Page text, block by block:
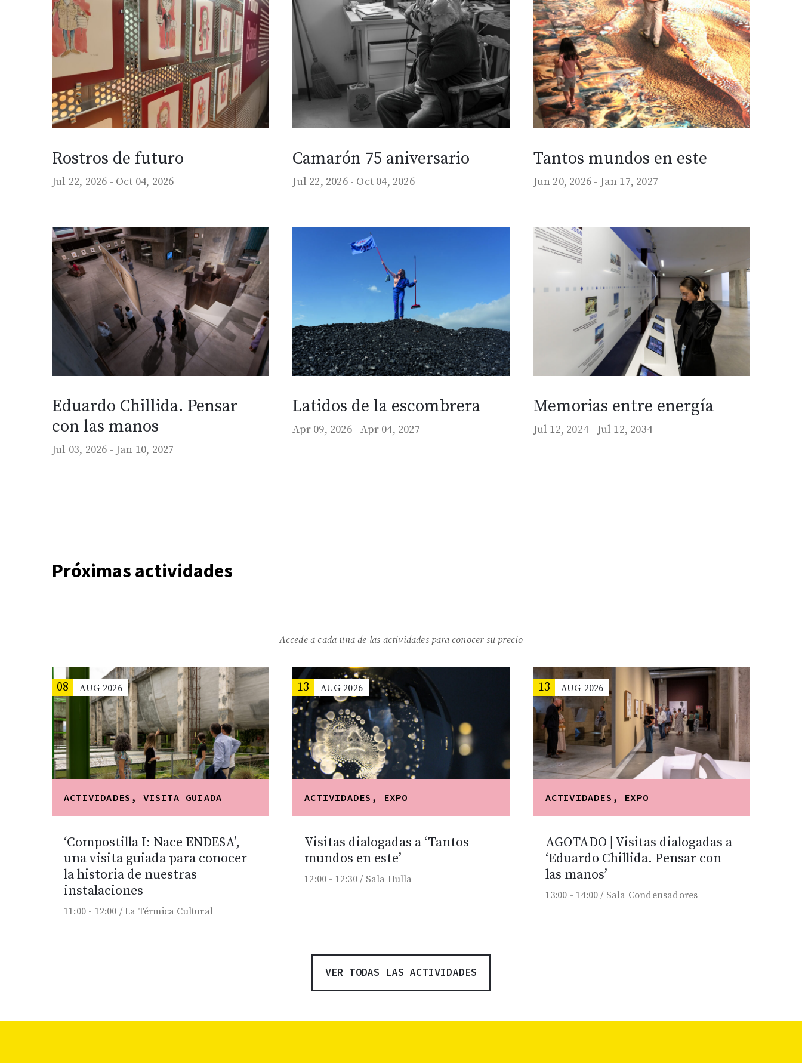
Rostros de futuro
Jul 22, 2026 - Oct 04, 2026
Camarón 75 aniversario
Jul 22, 2026 - Oct 04, 2026
Tantos mundos en este
Jun 20, 2026 - Jan 17, 2027
Eduardo Chillida. Pensar
con las manos
Jul 03, 2026 - Jan 10, 2027
Latidos de la escombrera
Apr 09, 2026 - Apr 04, 2027
Memorias entre energía
Jul 12, 2024 - Jul 12, 2034
Próximas actividades
Accede a cada una de las actividades para conocer su precio
08 AUG 2026
ACTIVIDADES, VISITA GUIADA
‘Compostilla I: Nace ENDESA’,
una visita guiada para conocer
la historia de nuestras
instalaciones
11:00 - 12:00 /La Térmica Cultural
13 AUG 2026
ACTIVIDADES, EXPO
Visitas dialogadas a ‘Tantos
mundos en este’
12:00 - 12:30 / Sala Hulla
13 AUG 2026
ACTIVIDADES, EXPO
AGOTADO | Visitas dialogadas a
‘Eduardo Chillida. Pensar con
las manos’
13:00 - 14:00 / Sala Condensadores
VER TODAS LAS ACTIVIDADES